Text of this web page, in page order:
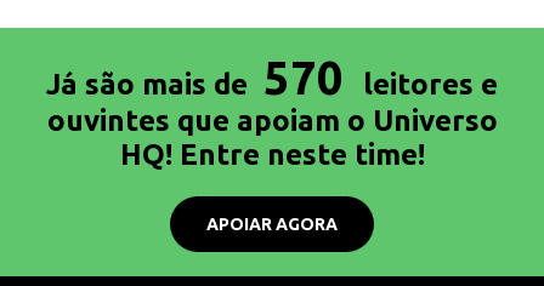
Já são mais de 570
leitores e
ouvintes que apoiam o Universo
HQ! Entre neste time!
APOIAR AGORA